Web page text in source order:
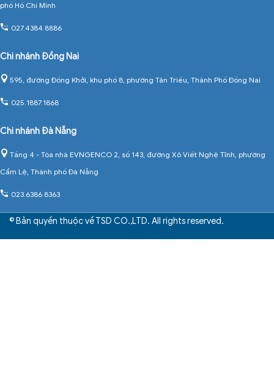
phố Hồ Chí Minh
027.4384.8886
Chi nhánh Đồng Nai
595, đường Đồng Khởi, khu phố 8, phường Tân Triều, Thành Phố Đồng Nai
025.1887.1868
Chi nhánh Đà Nẵng
Tầng 4 - Tòa nhà EVNGENCO 2, số 143, đường Xô Viết Nghệ Tĩnh, phường
Cẩm Lệ, Thành phố Đà Nẵng
023.6386.8363
© Bản quyền thuộc về TSD CO.,LTD. All rights reserved.